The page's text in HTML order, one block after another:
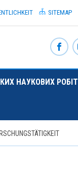
SITEMAP
НАУКОВИХ РОБІТ